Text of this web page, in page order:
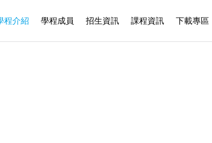
程介紹 學程成員 招生資訊 課程資訊 下載專區